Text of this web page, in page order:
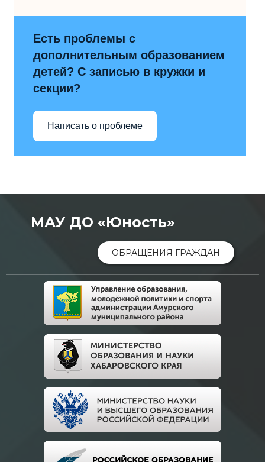
Есть проблемы с
дополнительным образованием
детей? С записью в кружки и
секции?
Написать о проблеме
МАУ ДО «Юность»
ОБРАЩЕНИЯ ГРАЖДАН